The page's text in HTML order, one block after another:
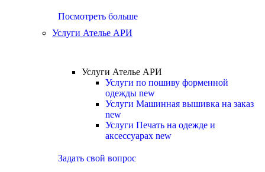
Посмотреть больше
Услуги Ателье АРИ
Услуги Ателье АРИ
Услуги по пошиву форменной
одежды new
Услуги Машинная вышивка на заказ
new
Услуги Печать на одежде и
аксессуарах new
Задать свой вопрос